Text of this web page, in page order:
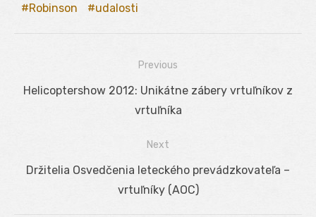
Robinson
udalosti
Navigácia
Previous
Previous
Helicoptershow 2012: Unikátne zábery vrtuľníkov z
vrtuľníka
Next
Next
Držitelia Osvedčenia leteckého prevádzkovateľa –
vrtuľníky (AOC)